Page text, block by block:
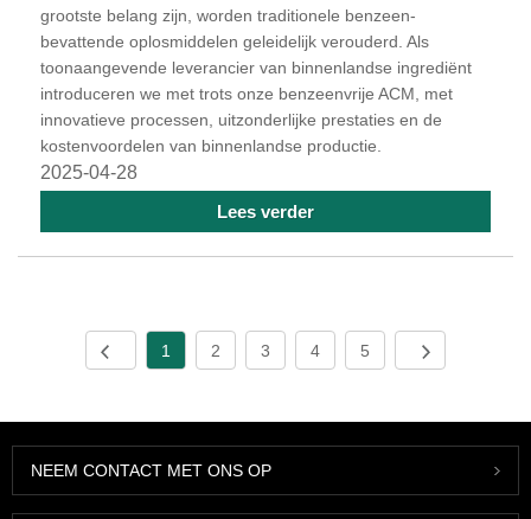
grootste belang zijn, worden traditionele benzeen-
bevattende oplosmiddelen geleidelijk verouderd. Als
toonaangevende leverancier van binnenlandse ingrediënt
introduceren we met trots onze benzeenvrije ACM, met
innovatieve processen, uitzonderlijke prestaties en de
kostenvoordelen van binnenlandse productie.
2025-04-28
Lees verder
1 2 3 4 5
NEEM CONTACT MET ONS OP